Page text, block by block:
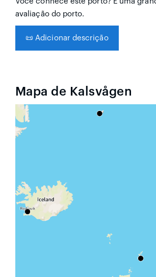
avaliação do porto.
📜 Adicionar descrição
Mapa de Kalsvågen